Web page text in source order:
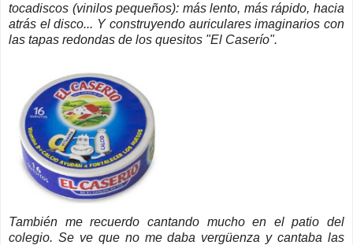
tocadiscos (vinilos pequeños): más lento, más rápido, hacia
atrás el disco... Y construyendo auriculares imaginarios con
las tapas redondas de los quesitos "El Caserío".
También me recuerdo cantando mucho en el patio del
colegio. Se ve que no me daba vergüenza y cantaba las